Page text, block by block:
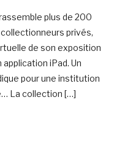
plus de 200
privés,
de son exposition
iPad. Un
pour une institution
La collection […]